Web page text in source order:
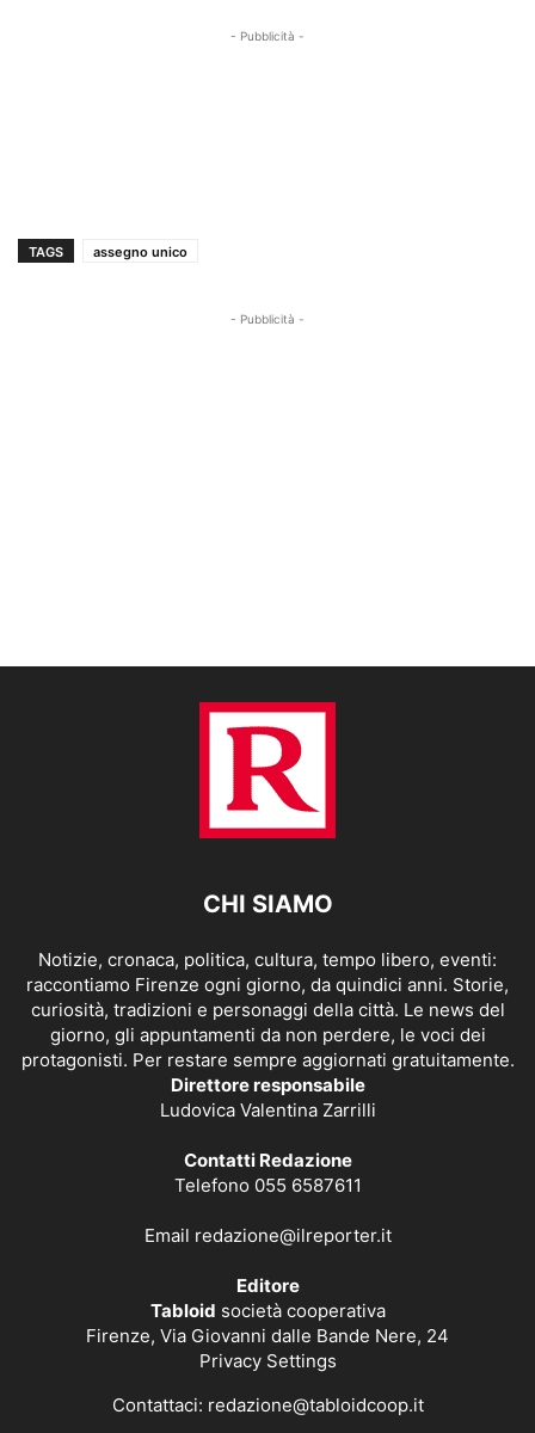
- Pubblicità -
TAGS assegno unico
- Pubblicità -
CHI SIAMO
Notizie, cronaca, politica, cultura, tempo libero, eventi:
raccontiamo Firenze ogni giorno, da quindici anni. Storie,
curiosità, tradizioni e personaggi della città. Le news del
giorno, gli appuntamenti da non perdere, le voci dei
protagonisti. Per restare sempre aggiornati gratuitamente.
Direttore responsabile
Ludovica Valentina Zarrilli
Contatti Redazione
Telefono 055 6587611
Email redazione@ilreporter.it
Editore
Tabloid società cooperativa
Firenze, Via Giovanni dalle Bande Nere, 24
Privacy Settings
Contattaci: redazione@tabloidcoop.it